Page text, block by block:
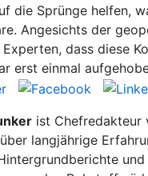
die Sprünge helfen,
Angesichts der
dass diese
erst einmal
ist Chefredakteur
langjährige